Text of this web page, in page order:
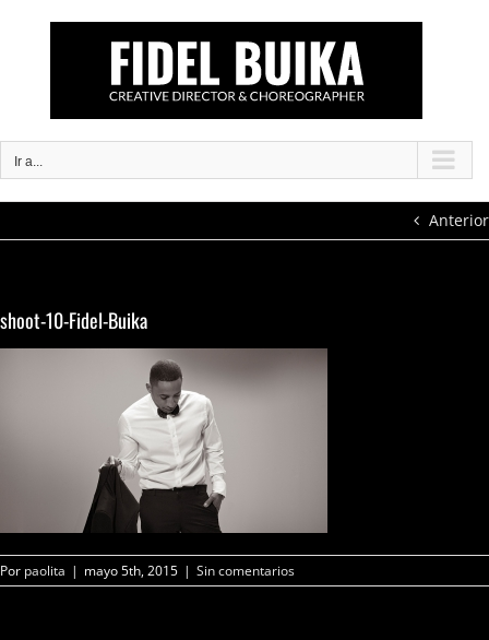
Ir a...
Anterior
shoot-10-Fidel-Buika
Por paolita | mayo 5th, 2015 | Sin comentarios